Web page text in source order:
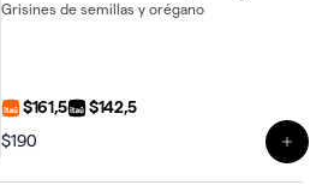
Grisines de semillas y orégano
$161,5
$142,5
$190
Ver